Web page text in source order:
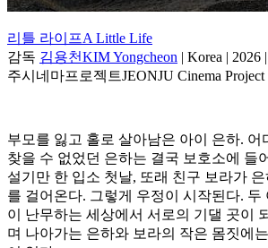
리틀 라이프A Little Life
감독 김용천KIM Yongcheon | Korea | 2026
주시네마프로젝트JEONJU Cinema Project
부모를 잃고 홀로 살아남은 아이 은하. 어
찾을 수 없었던 은하는 결국 보호소에 들
설기만 한 입소 첫날, 또래 친구 보라가 은
를 걸어온다. 그렇게 우정이 시작된다. 두
이 난무하는 세상에서 서로의 기댈 곳이
며 나아가는 은하와 보라의 작은 몸짓에